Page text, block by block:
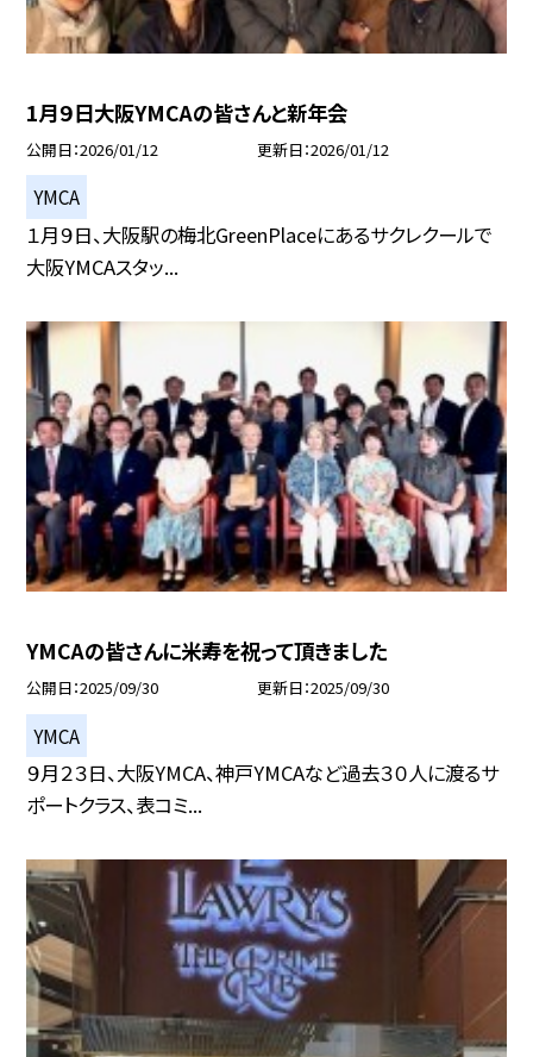
1月９日大阪YMCAの皆さんと新年会
公開日 2026/01/12 更新日 2026/01/12
YMCA
１月９日、大阪駅の梅北GreenPlaceにあるサクレクールで
大阪YMCAスタッ...
YMCAの皆さんに米寿を祝って頂きました
公開日 2025/09/30 更新日 2025/09/30
YMCA
９月２３日、大阪YMCA、神戸YMCAなど過去３０人に渡るサ
ポートクラス、表コミ...